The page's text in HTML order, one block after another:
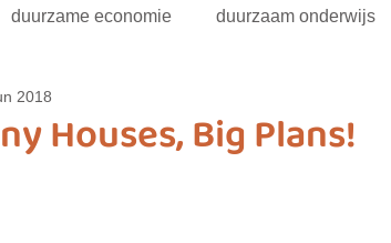
duurzame economie duurzaam onderwijs
Houses, Big Plans!
2018